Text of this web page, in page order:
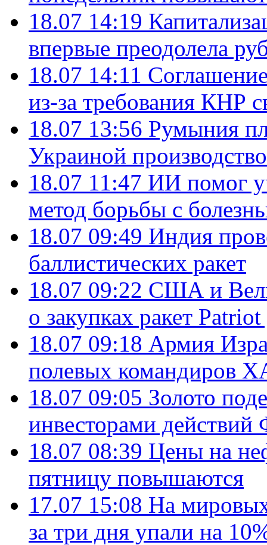
18.07 14:19
впервые преодолела
18.07 14:11
из-за требования КНР
18.07 13:56 Румыния
Украиной
18.07 11:47 ИИ помог
метод борьбы с
18.07 09:49 Индия
баллистических ракет
18.07 09:22 США и
о закупках ракет
18.07 09:18 Армия
полевых командиров
18.07 09:05 Золото
инвесторами
18.07 08:39 Цены на
пятницу повышаются
17.07 15:08 На
за три дня упали на